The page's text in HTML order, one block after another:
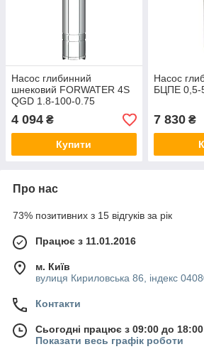
Насос глибинний
шнековий FORWATER 4S
QGD 1.8-100-0.75
4 094 ₴
Купити
Насос
БЦПЕ 0,5-
7 830₴
Про нас
73% позитивних з 15 відгуків за рік
Працює з 11.01.2016
м. Київ
вулиця Кириловська 86, індекс
Контакти
Сьогодні працює з 09:00 до 18:00
Показати весь графік роботи